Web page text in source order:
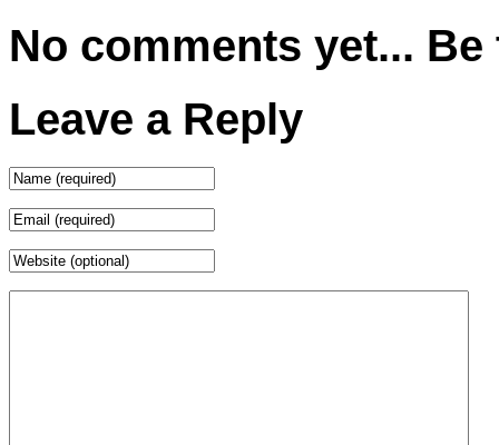
No comments yet...
Leave a Reply